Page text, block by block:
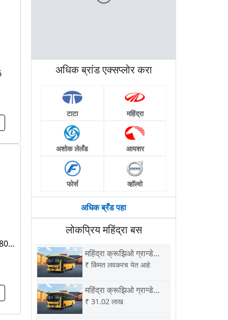
अधिक ब्रांड एक्सप्लोर करा
टाटा महिंद्रा
अशोक लेलँड आयशर
फोर्स व्हॉल्वो
अधिक ब्रँड पहा
लोकप्रिय महिंद्रा बस
महिंद्रा क्रूझिओ ग्रान्डे
स्कूल बस 5360 बीएस6
₹ किंमत लवकरच येत आहे
महिंद्रा क्रूझिओ ग्रान्डे
स्कूल बस 4880 बीएस6
₹ 31.02 लाख